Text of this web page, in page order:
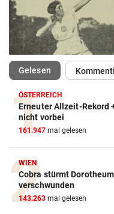
Gelesen(ausgewählt)
ÖSTERREICH
Erneuter Allzeit-Rekord
nicht vorbei
161.947 mal gelesen
WIEN
Cobra stürmt
verschwunden
143.263 mal gelesen
Action-Cam Vergleich
Crosstrainer Vergleich
ZUM VERGLEICH
E-Bike Vergleich